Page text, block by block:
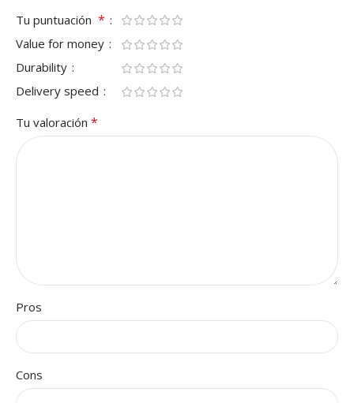
Tu puntuación *
Value for money
Durability
Delivery speed
Tu valoración *
Pros
Cons